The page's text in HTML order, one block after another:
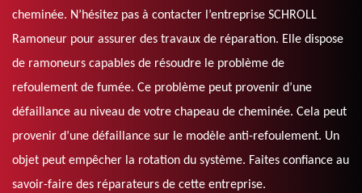
cheminée. N’hésitez pas à contacter l’entreprise SCHROLL
Ramoneur pour assurer des travaux de réparation. Elle dispose
de ramoneurs capables de résoudre le problème de
refoulement de fumée. Ce problème peut provenir d’une
défaillance au niveau de votre chapeau de cheminée. Cela peut
provenir d’une défaillance sur le modèle anti-refoulement. Un
objet peut empêcher la rotation du système. Faites confiance au
savoir-faire des réparateurs de cette entreprise.